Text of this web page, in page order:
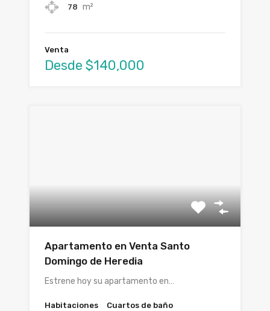
78 m²
Venta
Desde $140,000
Apartamento en Venta Santo
Domingo de Heredia
Estrene hoy su apartamento en…
Habitaciones Cuartos de baño